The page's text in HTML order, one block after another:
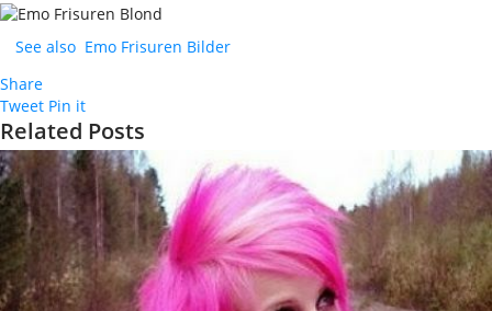
See also Emo Frisuren Bilder
Share
Tweet Pin it
Related Posts